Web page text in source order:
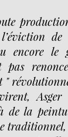
de
encore le
pas
"
de la
traditionnel,